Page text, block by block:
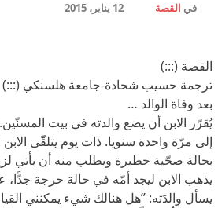
في القصة 12 يناير، 2015
القصة (:::)
ترجمة حسيب شحادة-جامعة هلسنكي (:::)
بعد وفاة الوالد …
يُقرّر الابن أن يضع والدته في بيت
إلى مرّة واحدة سنويا. ذات يوم يتلقّّى الابن
بحالة صحّية خطيرة ويطلب منه أن يأتي
يذهب الابن ليجد أمّه في حالة حرجة
يسأل والدَته: ’’هل هنالك شيء يمكنني